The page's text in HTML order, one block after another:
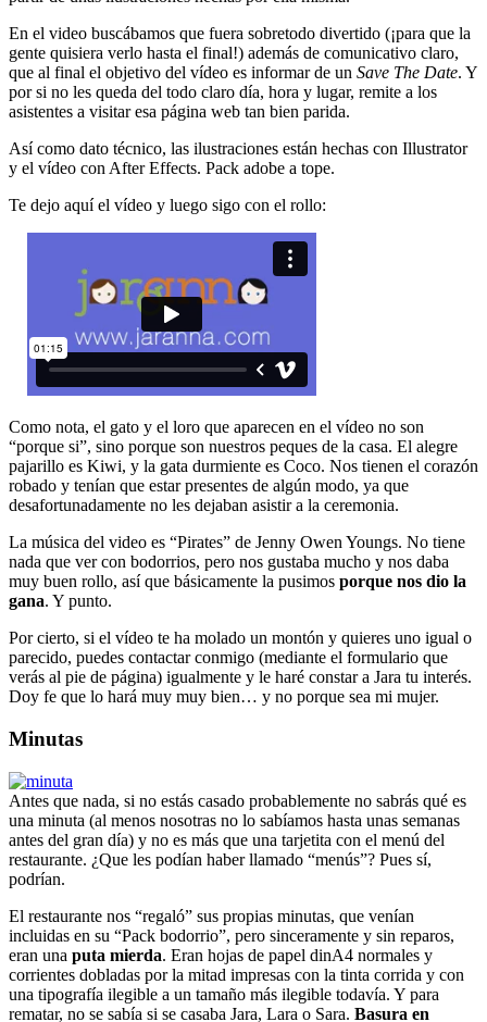
En el video buscábamos que fuera sobretodo divertido (¡para que la
gente quisiera verlo hasta el final!) además de comunicativo claro,
que al final el objetivo del vídeo es informar de un Save The Date. Y
por si no les queda del todo claro día, hora y lugar, remite a los
asistentes a visitar esa página web tan bien parida.
Así como dato técnico, las ilustraciones están hechas con Illustrator
y el vídeo con After Effects. Pack adobe a tope.
Te dejo aquí el vídeo y luego sigo con el rollo:
Como nota, el gato y el loro que aparecen en el vídeo no son
“porque si”, sino porque son nuestros peques de la casa. El alegre
pajarillo es Kiwi, y la gata durmiente es Coco. Nos tienen el corazón
robado y tenían que estar presentes de algún modo, ya que
desafortunadamente no les dejaban asistir a la ceremonia.
La música del video es “Pirates” de Jenny Owen Youngs. No tiene
nada que ver con bodorrios, pero nos gustaba mucho y nos daba
muy buen rollo, así que básicamente la pusimos porque nos dio la
gana. Y punto.
Por cierto, si el vídeo te ha molado un montón y quieres uno igual o
parecido, puedes contactar conmigo (mediante el formulario que
verás al pie de página) igualmente y le haré constar a Jara tu interés.
Doy fe que lo hará muy muy bien… y no porque sea mi mujer.
Minutas
Antes que nada, si no estás casado probablemente no sabrás qué es
una minuta (al menos nosotras no lo sabíamos hasta unas semanas
antes del gran día) y no es más que una tarjetita con el menú del
restaurante. ¿Que les podían haber llamado “menús”? Pues sí,
podrían.
El restaurante nos “regaló” sus propias minutas, que venían
incluidas en su “Pack bodorrio”, pero sinceramente y sin reparos,
eran una puta mierda. Eran hojas de papel dinA4 normales y
corrientes dobladas por la mitad impresas con la tinta corrida y con
una tipografía ilegible a un tamaño más ilegible todavía. Y para
rematar, no se sabía si se casaba Jara, Lara o Sara. Basura en